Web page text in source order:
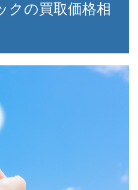
クの買取価格相